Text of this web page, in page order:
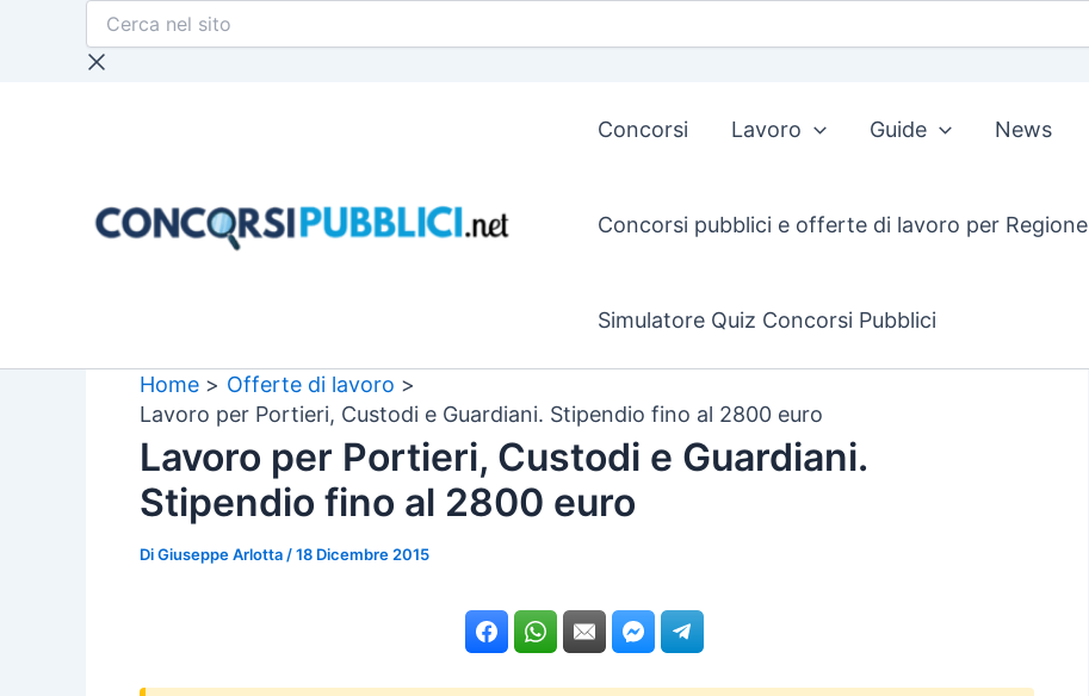
Cerca
sito
Concorsi Lavoro Guide News
Concorsi pubblici e offerte di lavoro per Regione
Simulatore Quiz Concorsi Pubblici
Home
Offerte di lavoro
Lavoro per Portieri, Custodi e Guardiani. Stipendio fino al 2800 euro
Lavoro per Portieri, Custodi e Guardiani.
Stipendio fino al 2800 euro
DiGiuseppe Arlotta /18 Dicembre 2015